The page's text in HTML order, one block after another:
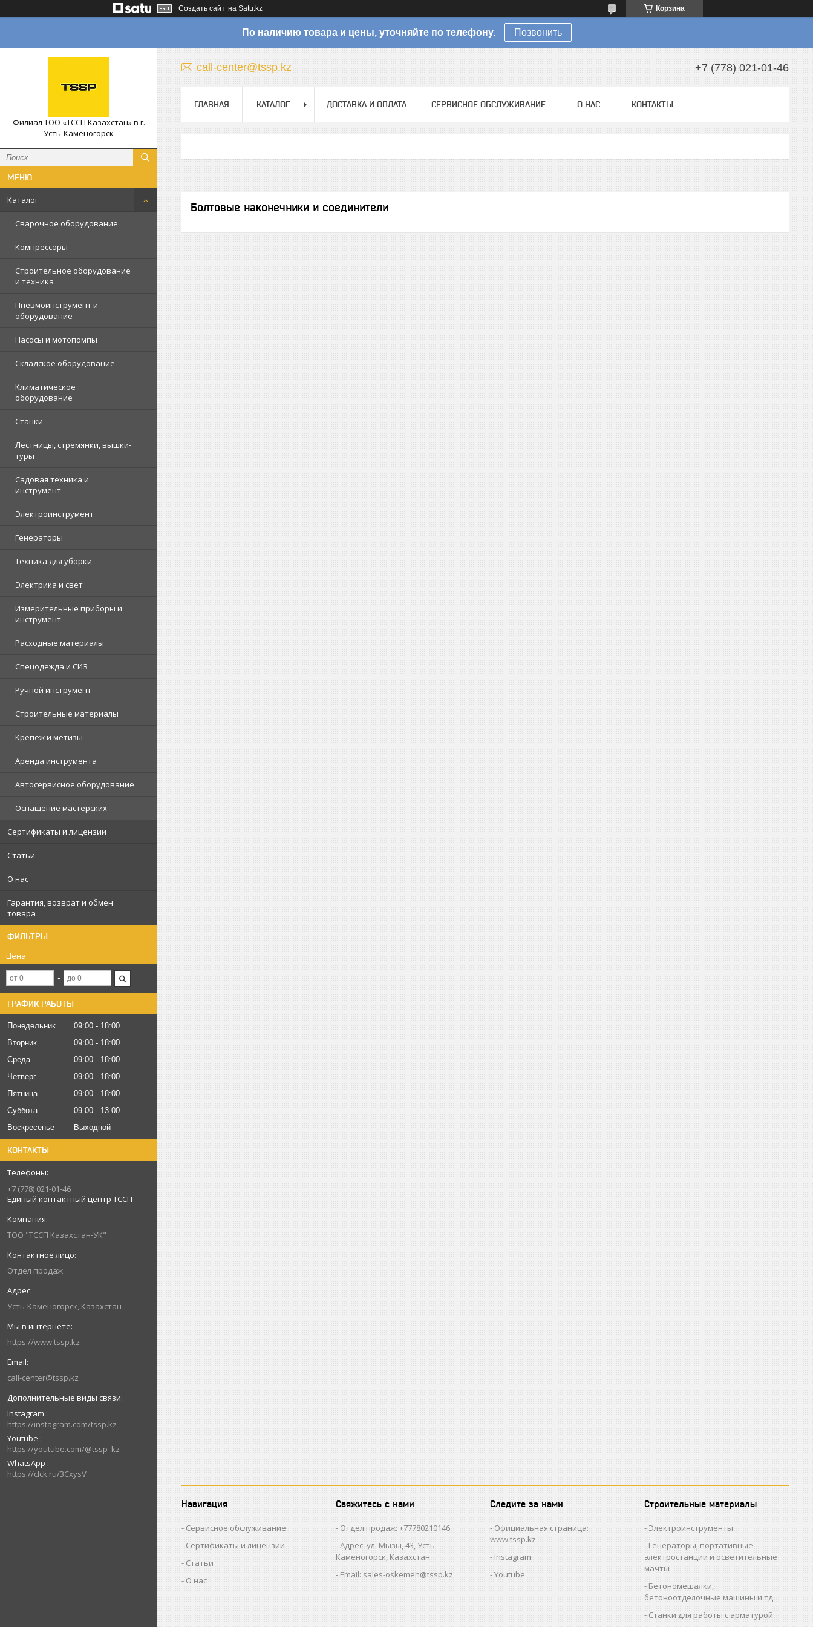
Создать сайт на Satu.kz Корзина
По наличию товара и цены, уточняйте по телефону. Позвонить
Филиал ТОО «ТССП Казахстан» в г.
Усть-Каменогорск
Каталог
Сварочное оборудование
Компрессоры
Строительное оборудование
и техника
Пневмоинструмент и
оборудование
Насосы и мотопомпы
Складское оборудование
Климатическое
оборудование
Станки
Лестницы, стремянки, вышки-
туры
Садовая техника и
инструмент
Электроинструмент
Генераторы
Техника для уборки
Электрика и свет
Измерительные приборы и
инструмент
Расходные материалы
Спецодежда и СИЗ
Ручной инструмент
Строительные материалы
Крепеж и метизы
Аренда инструмента
Автосервисное оборудование
Оснащение мастерских
Сертификаты и лицензии
Статьи
О нас
Гарантия, возврат и обмен
товара
ФИЛЬТРЫ
Цена
ГРАФИК РАБОТЫ
Понедельник 09:00
18:00
Вторник
09:00
18:00
Среда
09:00
18:00
Четверг
09:00
18:00
Пятница
09:00
18:00
Суббота
09:00
13:00
Воскресенье
Выходной
КОНТАКТЫ
+7 (778) 021-01-46
Единый контактный центр ТССП
ТОО "ТССП Казахстан-УК"
Отдел продаж
Усть-Каменогорск, Казахстан
https://www.tssp.kz
call-center@tssp.kz
Instagram
https://instagram.com/tssp.kz
Youtube
https://youtube.com/@tssp_kz
WhatsApp
https://clck.ru/3CxysV
call-center@tssp.kz +7 (778) 021-01-46
ГЛАВНАЯ КАТАЛОГ ДОСТАВКА И ОПЛАТА СЕРВИСНОЕ ОБСЛУЖИВАНИЕ О НАС КОНТАКТЫ
Болтовые наконечники и соединители
Навигация
Сервисное обслуживание
Сертификаты и лицензии
Статьи
О нас
Свяжитесь с нами
Отдел продаж: +77780210146
Адрес: ул. Мызы, 43, Усть-
Каменогорск, Казахстан
Email: sales-oskemen@tssp.kz
Следите за нами
Официальная страница:
www.tssp.kz
Instagram
Youtube
Строительные материалы
Электроинструменты
Генераторы, портативные
электростанции и осветительные
мачты
Бетономешалки,
бетоноотделочные машины и тд.
Станки для работы с арматурой